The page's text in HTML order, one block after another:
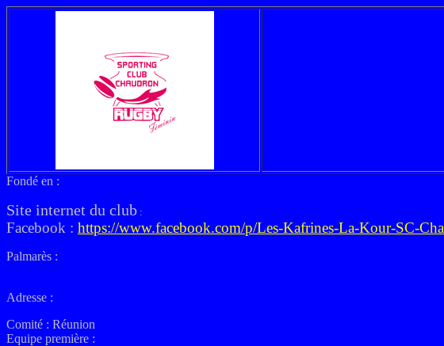
Fondé en :
Site internet du club :
Facebook : https://www.facebook.com/p/Les-Kafrines-La-Kour-SC-
Palmarès :
Adresse :
Comité : Réunion
Equipe première :